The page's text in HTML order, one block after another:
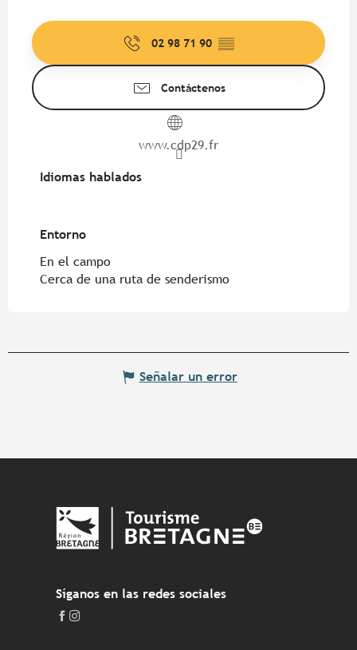
02 98 71 90 ▒▒
Contáctenos
www.cdp29.fr
Idiomas hablados
Idiomas hablados
Entorno
Entorno
En el campo
Cerca de una ruta de senderismo
Señalar un error
Síganos en las redes sociales